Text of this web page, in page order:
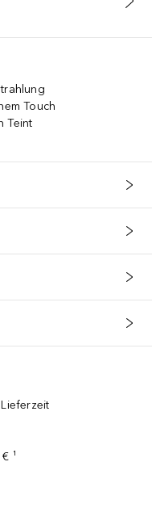
Touch
Teint
¹